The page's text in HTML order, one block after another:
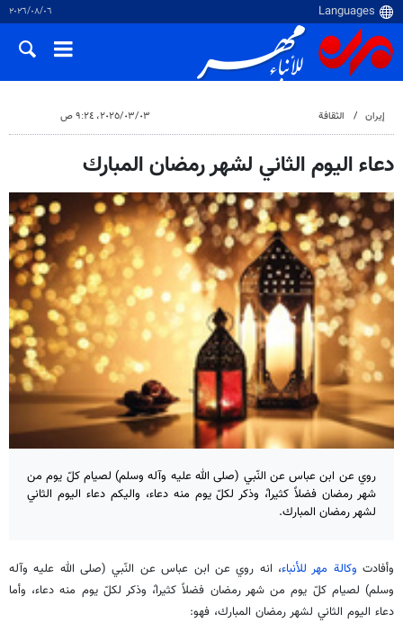
٠٦‏/٠٨‏/٢٠٢٦
إيران الثقافة ٠٣‏/٠٣‏/٢٠٢٥، ٩:٢٤ ص
دعاء اليوم الثاني لشهر رمضان المبارك
روي عن ابن عباس عن النّبي (صلى الله عليه وآله وسلم) لصيام كلّ يوم من
شهر رمضان فضلاً كثيرا،ً وذكر لكلّ يوم منه دعاء، واليكم دعاء اليوم الثاني
لشهر رمضان المبارك.
وأفادت وكالة مهر للأنباء، انه روي عن ابن عباس عن النّبي (صلى الله عليه وآله
وسلم) لصيام كلّ يوم من شهر رمضان فضلاً كثيرا،ً وذكر لكلّ يوم منه دعاء، وأما
دعاء اليوم الثاني لشهر رمضان المبارك، فهو: